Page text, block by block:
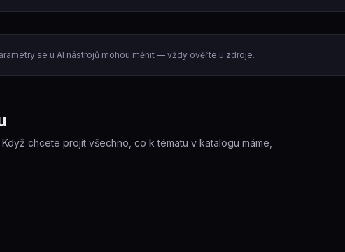
se u AI nástrojů mohou měnit — vždy ověřte u zdroje.
chcete projít všechno, co k tématu v katalogu máme,